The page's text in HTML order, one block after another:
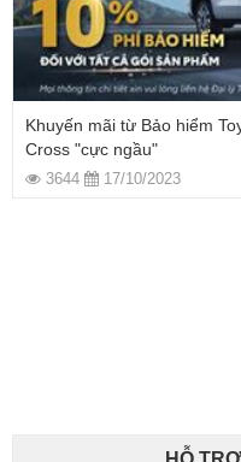
Khuyến mãi từ Bảo hiểm
Cross "cực ngầu"
3644 17/10/2023